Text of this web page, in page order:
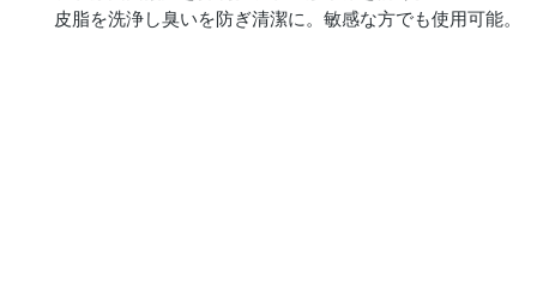
皮脂を洗浄し臭いを防ぎ清潔に。敏感な方でも使用可能。